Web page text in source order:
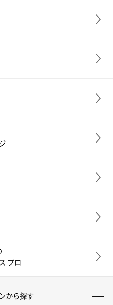
プロ
から探す